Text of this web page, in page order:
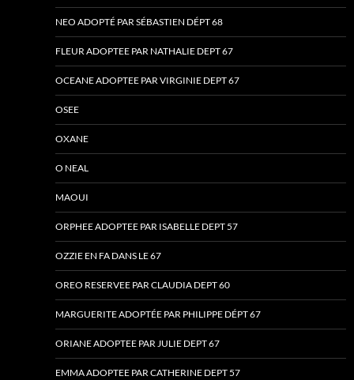
NEO ADOPTÉ PAR SÉBASTIEN DÉPT 68
FLEUR ADOPTEE PAR NATHALIE DEPT 67
OCEANE ADOPTEE PAR VIRGINIE DEPT 67
OSEE
OXANE
O NEAL
MAOUI
ORPHEE ADOPTEE PAR ISABELLE DEPT 57
OZZIE EN FA DANS LE 67
OREO RESERVEE PAR CLAUDIA DEPT 60
MARGUERITE ADOPTÉE PAR PHILIPPE DÉPT 67
ORIANE ADOPTEE PAR JULIE DEPT 67
EMMA ADOPTEE PAR CATHERINE DEPT 57